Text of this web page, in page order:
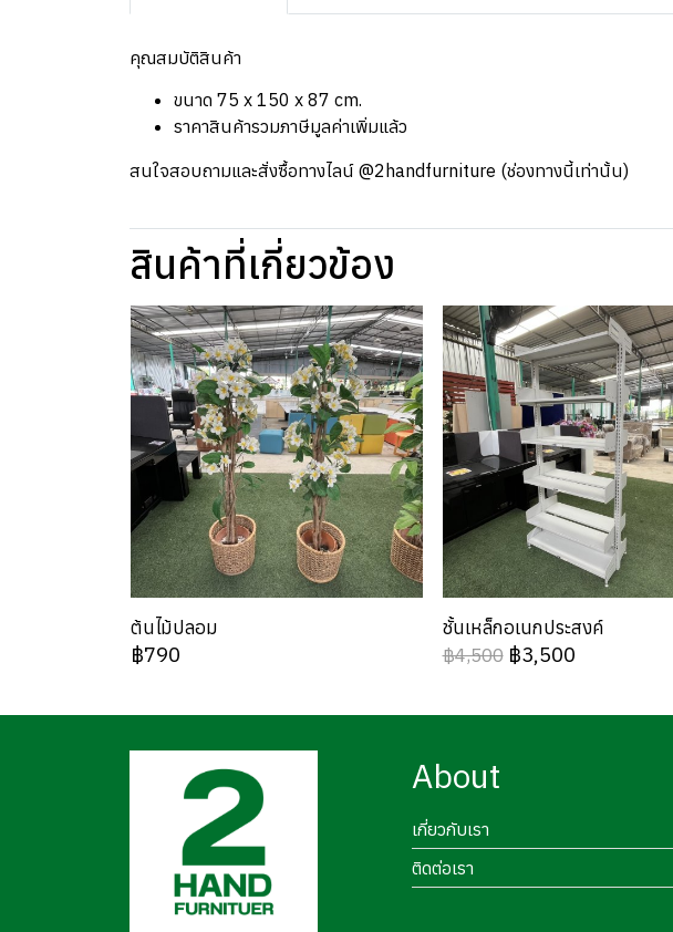
คุณสมบัติสินค้า
ขนาด 75 x 150 x 87 cm.
ราคาสินค้ารวมภาษีมูลค่าเพิ่มแล้ว
สนใจสอบถามและสั่งซื้อทางไลน์ @2handfurniture (ช่องทางนี้เท่านั้น)
สินค้าที่เกี่ยวข้อง
ต้นไม้ปลอม
฿790
ชั้นเหล็กอเนกประสงค์
฿4,500 ฿3,500
About
เกี่ยวกับเรา
ติดต่อเรา